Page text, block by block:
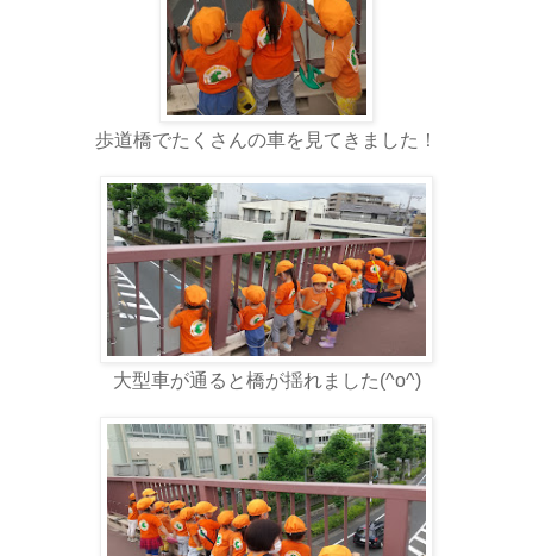
歩道橋でたくさんの車を見てきました！
大型車が通ると橋が揺れました(^o^)